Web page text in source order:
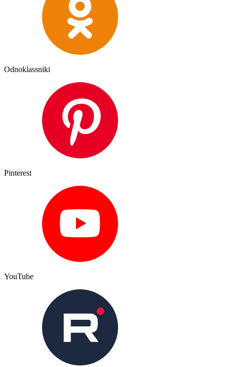
Odnoklassniki
Pinterest
YouTube